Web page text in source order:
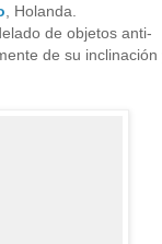
, Holanda.
de objetos anti-
de su inclinación